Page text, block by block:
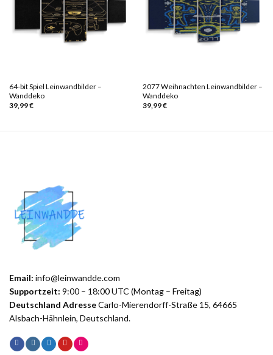
64-bit Spiel Leinwandbilder –
Wanddeko
39,99€
2077 Weihnachten Leinwandbilder –
Wanddeko
39,99€
Email: info@leinwandde.com
Supportzeit: 9:00 – 18:00 UTC (Montag – Freitag)
Deutschland AdresseCarlo-Mierendorff-Straße 15, 64665
Alsbach-Hähnlein, Deutschland.